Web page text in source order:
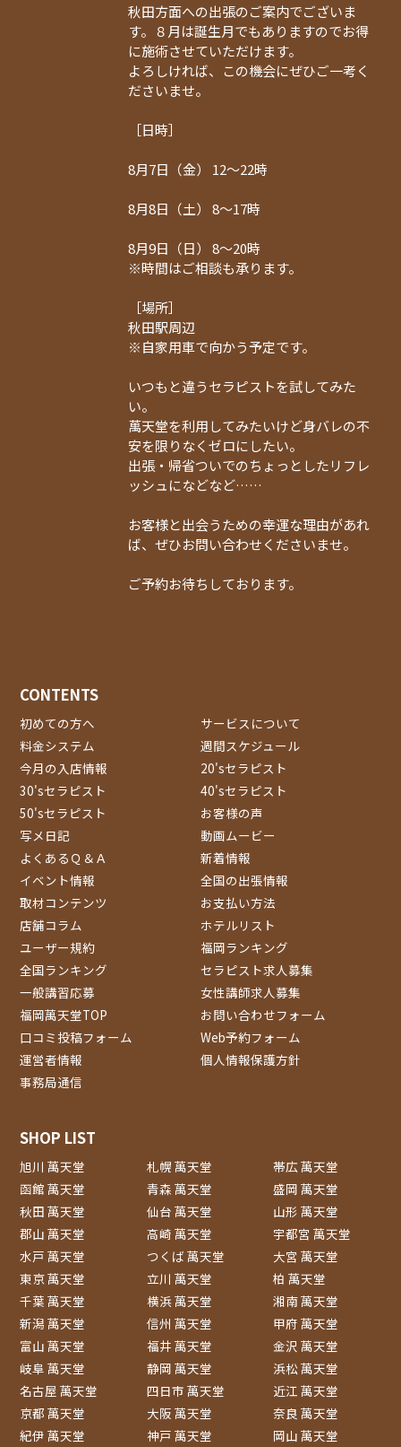
秋田方面への出張のご案内でございま
す。８月は誕生月でもありますのでお得
に施術させていただけます。
よろしければ、この機会にぜひご一考く
ださいませ。
［日時］
8月7日（金） 12〜22時
8月8日（土） 8〜17時
8月9日（日） 8〜20時
※時間はご相談も承ります。
［場所］
秋田駅周辺
※自家用車で向かう予定です。
いつもと違うセラピストを試してみた
い。
萬天堂を利用してみたいけど身バレの不
安を限りなくゼロにしたい。
出張・帰省ついでのちょっとしたリフレ
ッシュになどなど……
お客様と出会うための幸運な理由があれ
ば、ぜひお問い合わせくださいませ。
ご予約お待ちしております。
CONTENTS
初めての方へ
サービスについて
料金システム
週間スケジュール
今月の入店情報
20'sセラピスト
30'sセラピスト
40'sセラピスト
50'sセラピスト
お客様の声
写メ日記
動画ムービー
よくあるＱ＆Ａ
新着情報
イベント情報
全国の出張情報
取材コンテンツ
お支払い方法
店舗コラム
ホテルリスト
ユーザー規約
福岡ランキング
全国ランキング
セラピスト求人募集
一般講習応募
女性講師求人募集
福岡萬天堂TOP
お問い合わせフォーム
口コミ投稿フォーム
Web予約フォーム
運営者情報
個人情報保護方針
事務局通信
SHOP LIST
旭川 萬天堂 札幌 萬天堂
帯広 萬天堂
函館 萬天堂
青森 萬天堂
盛岡 萬天堂
秋田 萬天堂
仙台 萬天堂
山形 萬天堂
郡山 萬天堂
高崎 萬天堂
宇都宮 萬天堂
水戸 萬天堂
つくば 萬天堂
大宮 萬天堂
東京 萬天堂
立川 萬天堂
柏 萬天堂
千葉 萬天堂
横浜 萬天堂
湘南 萬天堂
新潟 萬天堂
信州 萬天堂
甲府 萬天堂
富山 萬天堂
福井 萬天堂
金沢 萬天堂
岐阜 萬天堂
静岡 萬天堂
浜松 萬天堂
名古屋 萬天堂
四日市 萬天堂
近江 萬天堂
京都 萬天堂
大阪 萬天堂
奈良 萬天堂
紀伊 萬天堂
神戸 萬天堂 岡山 萬天堂